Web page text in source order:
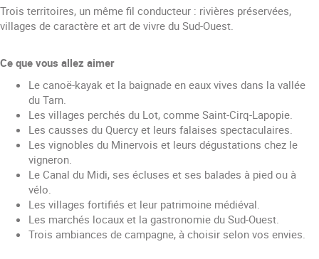
Trois territoires, un même fil conducteur : rivières préservées,
villages de caractère et art de vivre du Sud-Ouest.
Ce que vous allez aimer
Le canoë-kayak et la baignade en eaux vives dans la vallée
du Tarn.
Les villages perchés du Lot, comme Saint-Cirq-Lapopie.
Les causses du Quercy et leurs falaises spectaculaires.
Les vignobles du Minervois et leurs dégustations chez le
vigneron.
Le Canal du Midi, ses écluses et ses balades à pied ou à
vélo.
Les villages fortifiés et leur patrimoine médiéval.
Les marchés locaux et la gastronomie du Sud-Ouest.
Trois ambiances de campagne, à choisir selon vos envies.